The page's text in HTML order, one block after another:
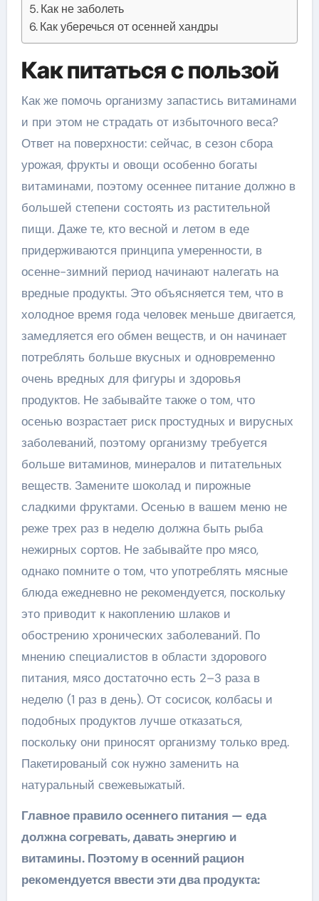
Как не заболеть
Как уберечься от осенней хандры
Как питаться с пользой
Как же помочь организму запастись витаминами
и при этом не страдать от избыточного веса?
Ответ на поверхности: сейчас, в сезон сбора
урожая, фрукты и овощи особенно богаты
витаминами, поэтому осеннее питание должно в
большей степени состоять из растительной
пищи. Даже те, кто весной и летом в еде
придерживаются принципа умеренности, в
осенне-зимний период начинают налегать на
вредные продукты. Это объясняется тем, что в
холодное время года человек меньше двигается,
замедляется его обмен веществ, и он начинает
потреблять больше вкусных и одновременно
очень вредных для фигуры и здоровья
продуктов. Не забывайте также о том, что
осенью возрастает риск простудных и вирусных
заболеваний, поэтому организму требуется
больше витаминов, минералов и питательных
веществ. Замените шоколад и пирожные
сладкими фруктами. Осенью в вашем меню не
реже трех раз в неделю должна быть рыба
нежирных сортов. Не забывайте про мясо,
однако помните о том, что употреблять мясные
блюда ежедневно не рекомендуется, поскольку
это приводит к накоплению шлаков и
обострению хронических заболеваний. По
мнению специалистов в области здорового
питания, мясо достаточно есть 2–3 раза в
неделю (1 раз в день). От сосисок, колбасы и
подобных продуктов лучше отказаться,
поскольку они приносят организму только вред.
Пакетированый сок нужно заменить на
натуральный свежевыжатый.
Главное правило осеннего питания — еда
должна согревать, давать энергию и
витамины. Поэтому в осенний рацион
рекомендуется ввести эти два продукта: